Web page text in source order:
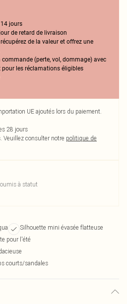
jours
de retard de livraison
de la valeur et offrez une
(perte, vol, dommage) avec
les réclamations éligibles
UE ajoutés lors du paiement.
28 jours
Veuillez consulter notre politique de
à statut
Silhouette mini évasée flatteuse
pour l'été
courts/sandales